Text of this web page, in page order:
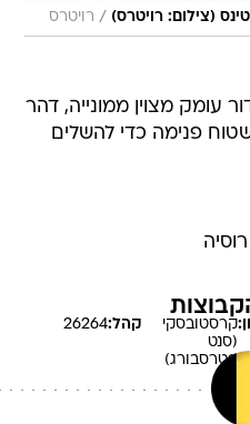
(צילום: רויטרס) / רויטרס
עומק מצוין ממונייה, דהר
פנימה כדי להשלים
קרסטובסקי
(סנט
פטרסבורג)
קהל:26264